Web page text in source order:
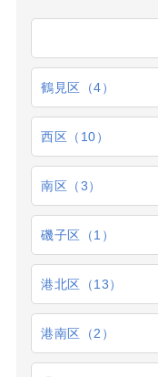
鶴見区（4）
西区（10）
南区（3）
磯子区（1）
港北区（13）
港南区（2）